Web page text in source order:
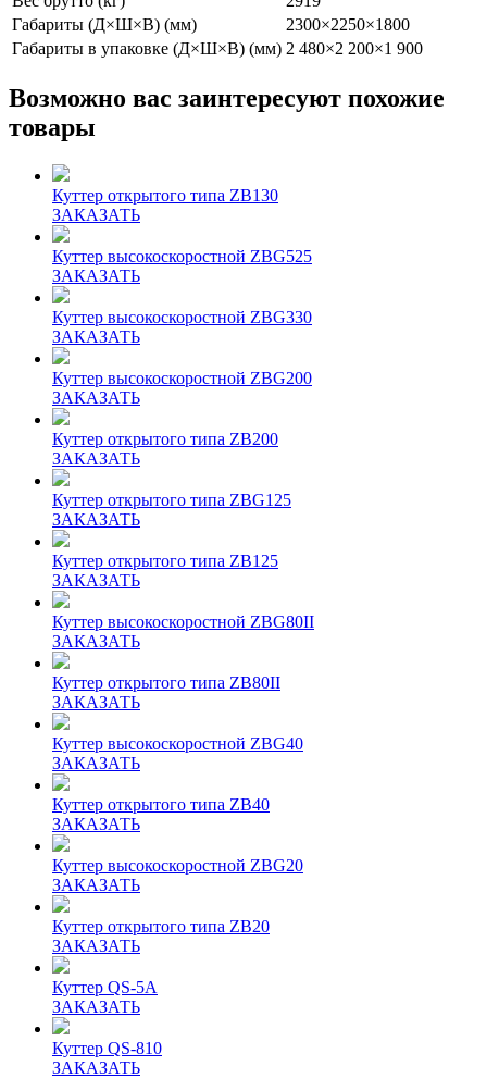
Габариты (Д×Ш×В) (мм)
2300×2250×1800
Габариты в упаковке (Д×Ш×В) (мм) 2 480×2 200×1 900
Возможно вас заинтересуют похожие
товары
Куттер открытого типа ZB130
ЗАКАЗАТЬ
Куттер высокоскоростной ZBG525
ЗАКАЗАТЬ
Куттер высокоскоростной ZBG330
ЗАКАЗАТЬ
Куттер высокоскоростной ZBG200
ЗАКАЗАТЬ
Куттер открытого типа ZB200
ЗАКАЗАТЬ
Куттер открытого типа ZBG125
ЗАКАЗАТЬ
Куттер открытого типа ZB125
ЗАКАЗАТЬ
Куттер высокоскоростной ZBG80II
ЗАКАЗАТЬ
Куттер открытого типа ZB80II
ЗАКАЗАТЬ
Куттер высокоскоростной ZBG40
ЗАКАЗАТЬ
Куттер открытого типа ZB40
ЗАКАЗАТЬ
Куттер высокоскоростной ZBG20
ЗАКАЗАТЬ
Куттер открытого типа ZB20
ЗАКАЗАТЬ
Куттер QS-5A
ЗАКАЗАТЬ
Куттер QS-810
ЗАКАЗАТЬ